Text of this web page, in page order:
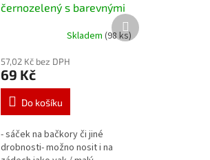
černozelený s barevnými
Skladem (98 ks)
57,02 Kč bez DPH
69 Kč
Do košíku
- sáček na bačkory či jiné
drobnosti- možno nosit i na
Další
produkt